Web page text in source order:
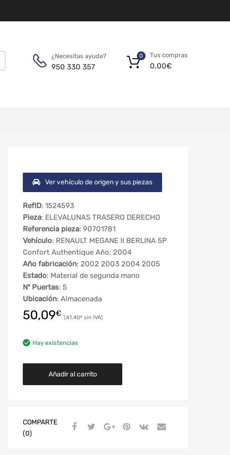
¿Necesitas ayuda?
950 330 357
Tus compras
0,00€
0
Ver vehículo de origen y sus piezas
RefID: 1524593
Pieza: ELEVALUNAS TRASERO DERECHO
Referencia pieza: 90701781
Vehículo: RENAULT MEGANE II BERLINA 5P
Confort Authentique Año: 2004
Año fabricación: 2002 2003 2004 2005
Estado: Material de segunda mano
Nº Puertas: 5
Ubicación: Almacenada
50,09€ 41,40€
Hay existencias
Añadir al carrito
COMPARTE
(0)